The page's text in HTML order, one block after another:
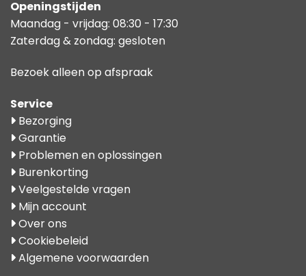
Openingstijden
Maandag - vrijdag: 08:30 - 17:30
Zaterdag & zondag: gesloten
Bezoek alleen op afspraak
Service
Bezorging
Garantie
Problemen en oplossingen
Burenkorting
Veelgestelde vragen
Mijn account
Over ons
Cookiebeleid
Algemene voorwaarden